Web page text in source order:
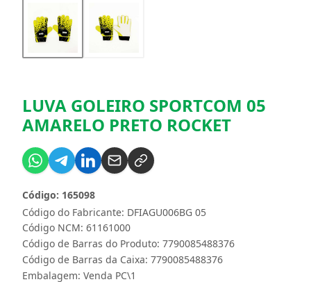
LUVA GOLEIRO SPORTCOM 05
AMARELO PRETO ROCKET
Código do Fabricante: DFIAGU006BG 05
Código: 165098
Código NCM: 61161000
Código de Barras do Produto: 7790085488376
Código de Barras da Caixa: 7790085488376
Embalagem: Venda PC\1